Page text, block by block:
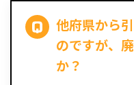
他府県から
のですが、
か？